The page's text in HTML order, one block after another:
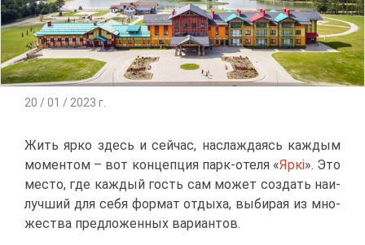
20 / 01 / 2023 г.
Жить яр­ко здесь и сей­час, на­сла­жда­ясь каж­дым
мо­мен­том – вот кон­цеп­ция парк-оте­ля «Яркі». Это
ме­сто, где каж­дый гость сам мо­жет со­здать наи­
луч­ший для се­бя фор­мат от­ды­ха, вы­би­рая из мно­
же­ства пред­ло­жен­ных ва­ри­ан­тов.